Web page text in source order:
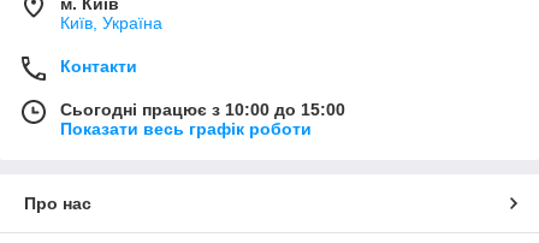
Київ, Україна
Контакти
Сьогодні працює з 10:00 до 15:00
Показати весь графік роботи
Про нас